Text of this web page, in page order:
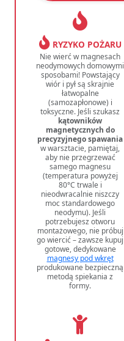
RYZYKO POŻARU
Nie wierć w magnesach
neodymowych domowymi
sposobami! Powstający
wiór i pył są skrajnie
łatwopalne
(samozapłonowe) i
toksyczne. Jeśli szukasz
kątowników
magnetycznych do
precyzyjnego spawania
w warsztacie, pamiętaj,
aby nie przegrzewać
samego magnesu
(temperatura powyżej
80°C trwale i
nieodwracalnie niszczy
moc standardowego
neodymu). Jeśli
potrzebujesz otworu
montażowego, nie próbuj
go wiercić – zawsze kupuj
gotowe, dedykowane
magnesy pod wkręt
produkowane bezpieczną
metodą spiekania z
formy.